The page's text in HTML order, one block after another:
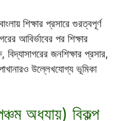
শিক্ষার প্রসারে গুরত্বপূর্ণ
আবির্ভাবের পর শিক্ষার
জনশিক্ষার প্রসার,
উল্লেখযোগ্য ভূমিকা
অধ্যায়) বিকল্প